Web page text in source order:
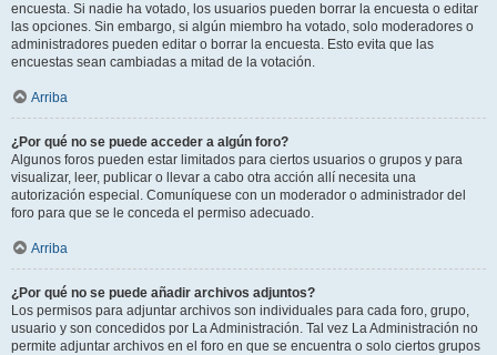
encuesta. Si nadie ha votado, los usuarios pueden borrar la encuesta o editar
las opciones. Sin embargo, si algún miembro ha votado, solo moderadores o
administradores pueden editar o borrar la encuesta. Esto evita que las
encuestas sean cambiadas a mitad de la votación.
Arriba
¿Por qué no se puede acceder a algún foro?
Algunos foros pueden estar limitados para ciertos usuarios o grupos y para
visualizar, leer, publicar o llevar a cabo otra acción allí necesita una
autorización especial. Comuníquese con un moderador o administrador del
foro para que se le conceda el permiso adecuado.
Arriba
¿Por qué no se puede añadir archivos adjuntos?
Los permisos para adjuntar archivos son individuales para cada foro, grupo,
usuario y son concedidos por La Administración. Tal vez La Administración no
permite adjuntar archivos en el foro en que se encuentra o solo ciertos grupos